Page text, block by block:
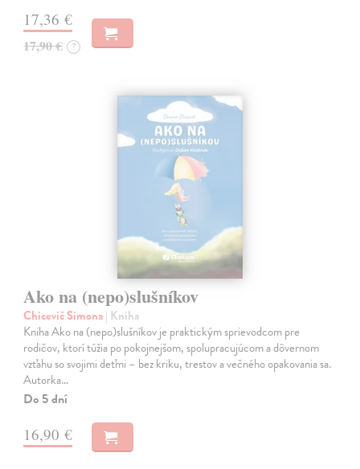
17,36 €
17,90 € ?
Ako na (nepo)slušníkov
Chicevič Simona| Kniha
Kniha Ako na (nepo)slušníkov je praktickým sprievodcom pre
rodičov, ktorí túžia po pokojnejšom, spolupracujúcom a dôvernom
vzťahu so svojimi deťmi – bez kriku, trestov a večného opakovania sa.
Autorka…
Do 5 dní
16,90 €